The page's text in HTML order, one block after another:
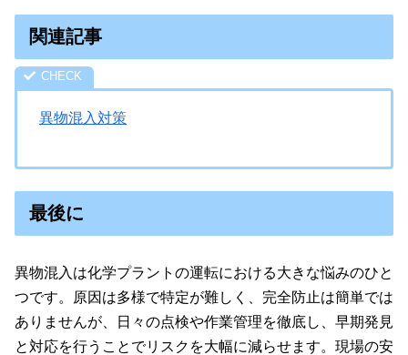
関連記事
異物混入対策
最後に
異物混入は化学プラントの運転における大きな悩みのひと
つです。原因は多様で特定が難しく、完全防止は簡単では
ありませんが、日々の点検や作業管理を徹底し、早期発見
と対応を行うことでリスクを大幅に減らせます。現場の安